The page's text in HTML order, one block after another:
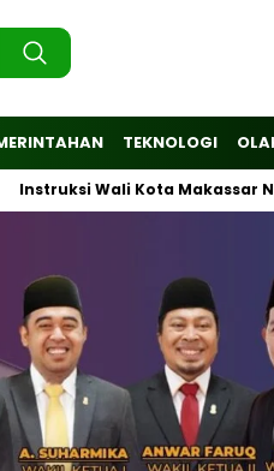
TEKNOLOGI
Wali Kota Makassar Nomor